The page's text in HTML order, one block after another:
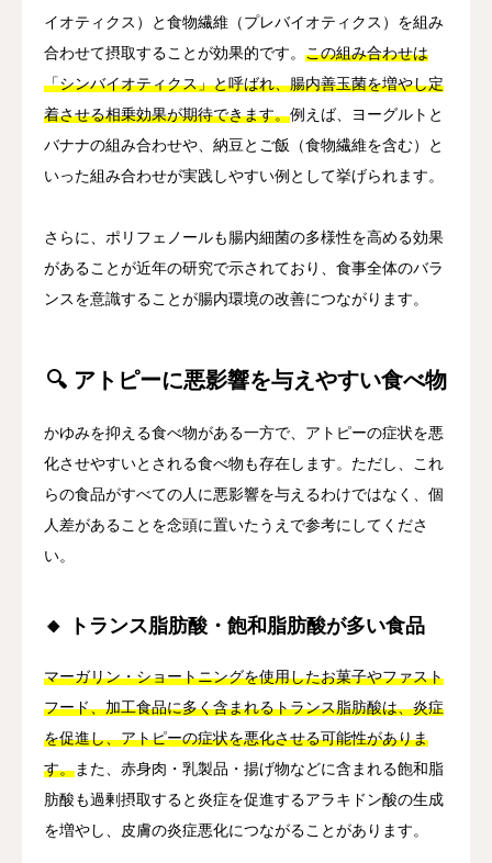
イオティクス）と食物繊維（プレバイオティクス）を組み
合わせて摂取することが効果的です。 この組み合わせは
「シンバイオティクス」と呼ばれ、腸内善玉菌を増やし定
着させる相乗効果が期待できます。例えば、ヨーグルトと
バナナの組み合わせや、納豆とご飯（食物繊維を含む）と
いった組み合わせが実践しやすい例として挙げられます。
さらに、ポリフェノールも腸内細菌の多様性を高める効果
があることが近年の研究で示されており、食事全体のバラ
ンスを意識することが腸内環境の改善につながります。
🔍 アトピーに悪影響を与えやすい食べ物
かゆみを抑える食べ物がある一方で、アトピーの症状を悪
化させやすいとされる食べ物も存在します。ただし、これ
らの食品がすべての人に悪影響を与えるわけではなく、個
人差があることを念頭に置いたうえで参考にしてくださ
い。
🔸 トランス脂肪酸・飽和脂肪酸が多い食品
マーガリン・ショートニングを使用したお菓子やファスト
フード、加工食品に多く含まれるトランス脂肪酸は、炎症
を促進し、アトピーの症状を悪化させる可能性がありま
す。また、赤身肉・乳製品・揚げ物などに含まれる飽和脂
肪酸も過剰摂取すると炎症を促進するアラキドン酸の生成
を増やし、皮膚の炎症悪化につながることがあります。